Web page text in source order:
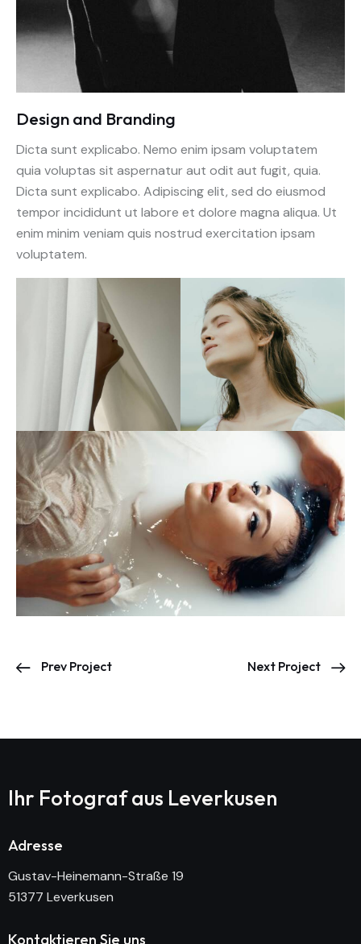
Design and Branding
Dicta sunt explicabo. Nemo enim ipsam voluptatem
quia voluptas sit aspernatur aut odit aut fugit, quia.
Dicta sunt explicabo. Adipiscing elit, sed do eiusmod
tempor incididunt ut labore et dolore magna aliqua. Ut
enim minim veniam quis nostrud exercitation ipsam
voluptatem.
Prev Project Next Project
Ihr Fotograf aus Leverkusen
Adresse
Gustav-Heinemann-Straße 19
51377 Leverkusen
Kontaktieren Sie uns